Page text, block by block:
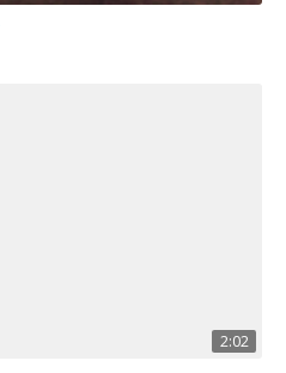
2:02